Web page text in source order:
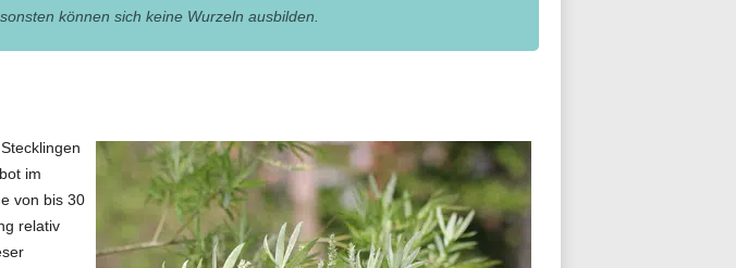
können sich keine Wurzeln ausbilden.
im
von bis 30
relativ